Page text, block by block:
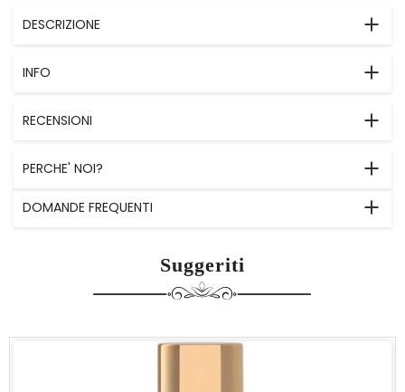
DESCRIZIONE
INFO
RECENSIONI
PERCHE' NOI?
DOMANDE FREQUENTI
Suggeriti